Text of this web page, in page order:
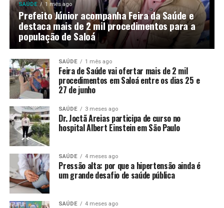
SAÚDE 1 mês ago
Prefeito Júnior acompanha Feira da Saúde e
destaca mais de 2 mil procedimentos para a
população de Saloá
SAÚDE 1 mês ago
Feira de Saúde vai ofertar mais de 2 mil
procedimentos em Saloá entre os dias 25 e
27 de junho
SAÚDE 3 meses ago
Dr. Joctã Areias participa de curso no
hospital Albert Einstein em São Paulo
SAÚDE 4 meses ago
Pressão alta: por que a hipertensão ainda é
um grande desafio de saúde pública
SAÚDE 4 meses ago